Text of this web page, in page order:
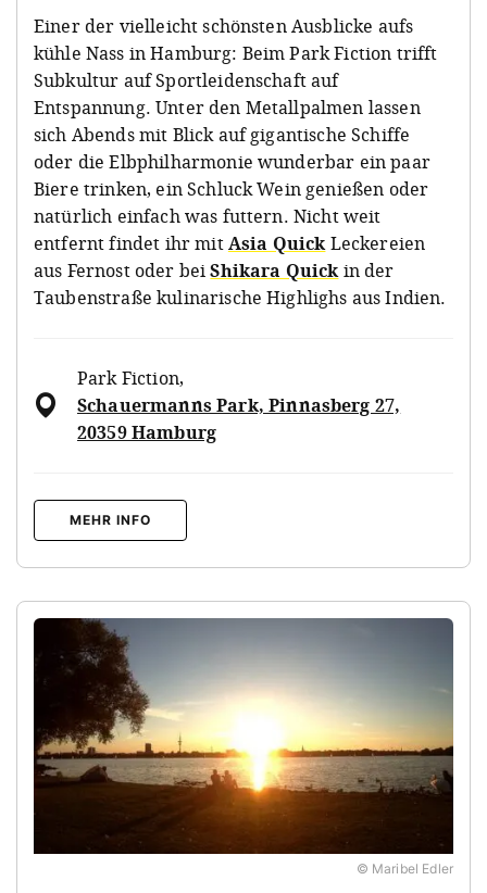
Einer der vielleicht schönsten Ausblicke aufs
kühle Nass in Hamburg: Beim Park Fiction trifft
Subkultur auf Sportleidenschaft auf
Entspannung. Unter den Metallpalmen lassen
sich Abends mit Blick auf gigantische Schiffe
oder die Elbphilharmonie wunderbar ein paar
Biere trinken, ein Schluck Wein genießen oder
natürlich einfach was futtern. Nicht weit
entfernt findet ihr mitAsia QuickLeckereien
aus Fernost oder beiShikara Quickin der
Taubenstraße kulinarische Highlighs aus Indien.
Park Fiction,
Schauermanns Park, Pinnasberg 27,
20359 Hamburg
MEHR INFO
© Maribel Edler